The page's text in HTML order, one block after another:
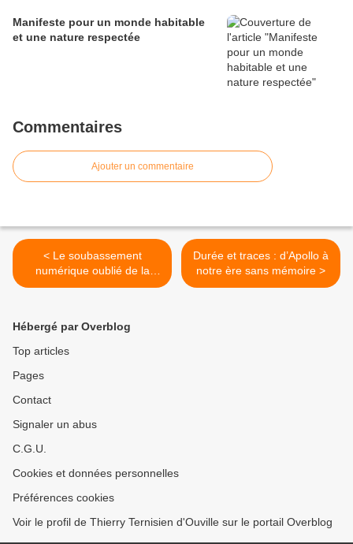
Manifeste pour un monde habitable
et une nature respectée
Commentaires
Ajouter un commentaire
< Le soubassement
numérique oublié de la
puissance américaine :
supercapitalisme
Durée et traces : d’Apollo à
notre ère sans mémoire >
Hébergé par Overblog
Top articles
Pages
Contact
Signaler un abus
C.G.U.
Cookies et données personnelles
Préférences cookies
Voir le profil de Thierry Ternisien d'Ouville sur le portail Overblog